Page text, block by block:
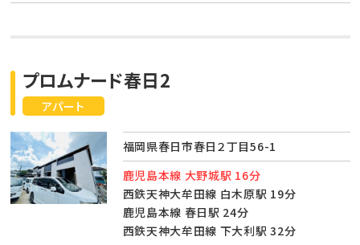
アパート
プロムナード春日2
福岡県春日市春日２丁目56-1
鹿児島本線 大野城駅 16分
西鉄天神大牟田線 白木原駅 19分
鹿児島本線 春日駅 24分
西鉄天神大牟田線 下大利駅 32分